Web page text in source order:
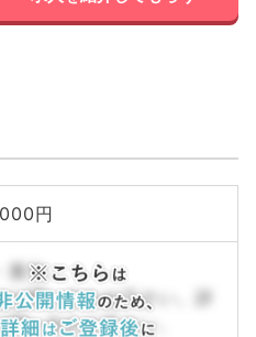
円
賞与
お問い合わせ下さい。詳
問い合わせ下さい。